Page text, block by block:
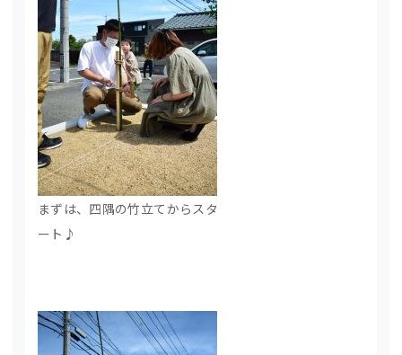
まずは、四隅の竹立てからスタ
ート♪